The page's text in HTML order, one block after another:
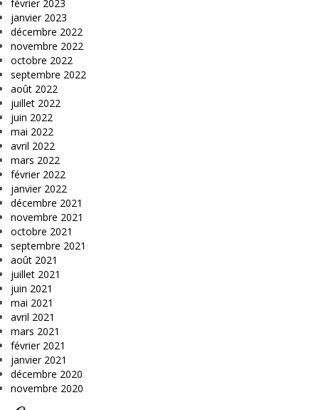
février 2023
janvier 2023
décembre 2022
novembre 2022
octobre 2022
septembre 2022
août 2022
juillet 2022
juin 2022
mai 2022
avril 2022
mars 2022
février 2022
janvier 2022
décembre 2021
novembre 2021
octobre 2021
septembre 2021
août 2021
juillet 2021
juin 2021
mai 2021
avril 2021
mars 2021
février 2021
janvier 2021
décembre 2020
novembre 2020